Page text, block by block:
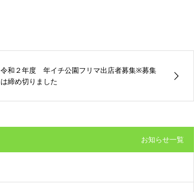
令和２年度 年イチ公園フリマ出店者募集※募集
は締め切りました
お知らせ一覧